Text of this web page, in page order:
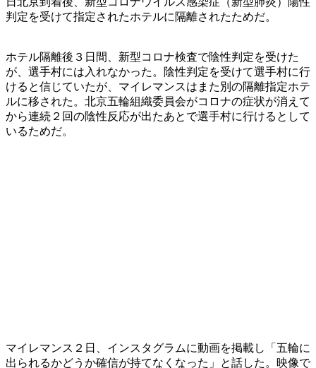
判定を受けて指定されたホテルに隔離されたためだ。
ホテル隔離後３日間、新型コロナ検査で陰性判定を受けた
が、選手村には入れなかった。陰性判定を受けて選手村に行
けると信じていたが、マイレマンスはまた別の隔離指定ホテ
ルに移された。北京五輪組織委員会がコロナの症状が消えて
から連続２回の陰性反応が出たあとで選手村に行けるとして
いるためだ。
マイレマンス２日、インスタグラムに動画を掲載し「五輪に
出られるかどうか確信が持てなくなった」と話した。映像で